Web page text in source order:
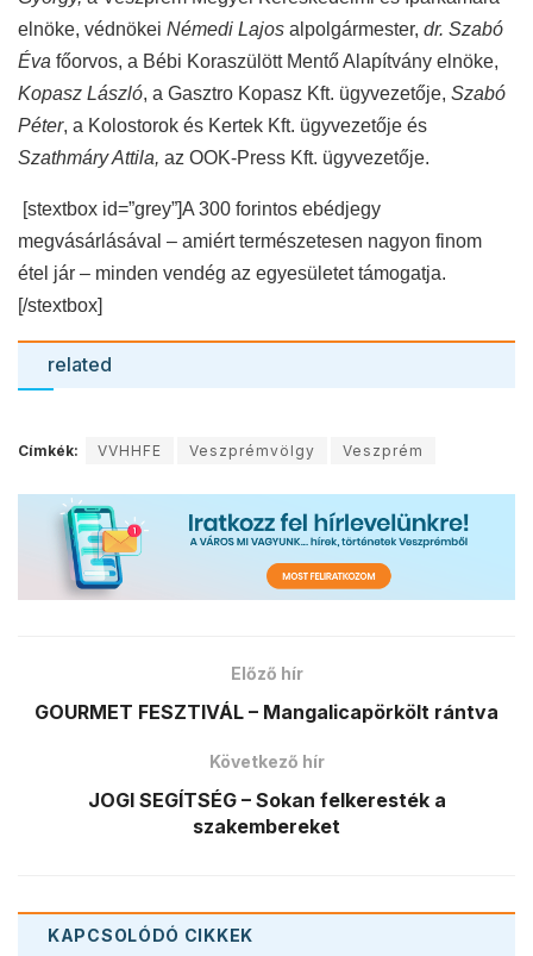
elnöke, védnökei Némedi Lajos alpolgármester, dr. Szabó
Éva főorvos, a Bébi Koraszülött Mentő Alapítvány elnöke,
Kopasz László, a Gasztro Kopasz Kft. ügyvezetője, Szabó
Péter, a Kolostorok és Kertek Kft. ügyvezetője és
Szathmáry Attila, az OOK-Press Kft. ügyvezetője.
[stextbox id=”grey”]A 300 forintos ebédjegy
megvásárlásával – amiért természetesen nagyon finom
étel jár – minden vendég az egyesületet támogatja.
[/stextbox]
related
Címkék: VVHHFE Veszprémvölgy Veszprém
Előző hír
GOURMET FESZTIVÁL – Mangalicapörkölt rántva
Következő hír
JOGI SEGÍTSÉG – Sokan felkeresték a
szakembereket
KAPCSOLÓDÓ CIKKEK